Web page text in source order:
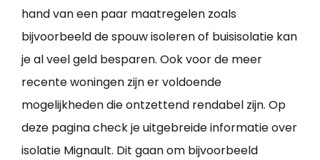
hand van een paar maatregelen zoals
bijvoorbeeld de spouw isoleren of buisisolatie kan
je al veel geld besparen. Ook voor de meer
recente woningen zijn er voldoende
mogelijkheden die ontzettend rendabel zijn. Op
deze pagina check je uitgebreide informatie over
isolatie Mignault. Dit gaan om bijvoorbeeld